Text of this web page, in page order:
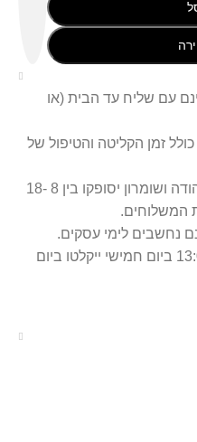
עם שליח עד הבית (או
18 ימי עסקים כולל זמן הקליטה והטיפול של
משלוחים לאזור אילת, הערבה ויהודה ושומרון יסופקו בין 8 -18
המשלוחים.
נחשבים לימי עסקים.
הזמנות שייקלטו לאחר השעה 13:00 ביום חמישי ייקלטו ביום